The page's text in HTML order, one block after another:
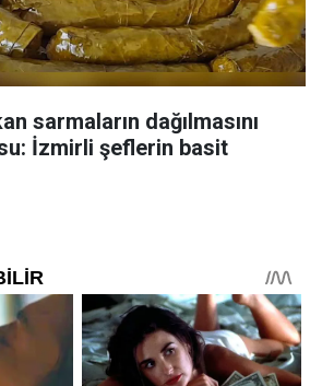
sarmaların dağılmasını
İzmirli şeflerin basit